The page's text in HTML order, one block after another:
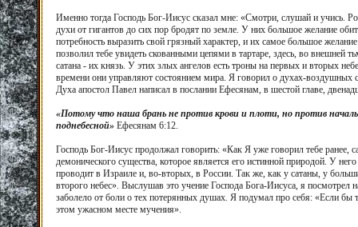
Именно тогда Господь Бог-Иисус сказал мне: «Смотри, слушай и учись.
духи от гигантов до сих пор бродят по земле. У них большое желание
потребность выразить свой грязный характер, и их самое большое
позволил тебе увидеть скованными цепями в тартаре, здесь, во внешней
сатана - их князь. У этих злых ангелов есть троны на первых и вторых
времени они управляют состоянием мира. Я говорил о духах-
Духа апостол Павел написал в послании Ефесянам, в шестой главе,
«Потому что наша брань не против крови и плоти, но против
поднебесной» Ефесянам 6:12.
Господь Бог-Иисус продолжал говорить: «Как Я уже говорил тебе ранее,
демонического существа, которое является его истинной природой. У
проводит в Израиле и, во-вторых, в России. Так же, как у сатаны, у
второго небес». Выслушав это учение Господа Бога-Иисуса, я
заболело от боли о тех потерянных душах. Я подумал про себя: «Если
этом ужасном месте мучения».